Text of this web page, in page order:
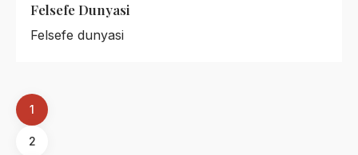
Felsefe Dunyasi
Felsefe dunyasi
1
2